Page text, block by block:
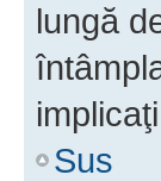
lungă
Sus